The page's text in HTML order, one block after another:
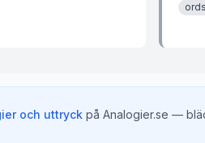
och uttryck på Analogier.se —